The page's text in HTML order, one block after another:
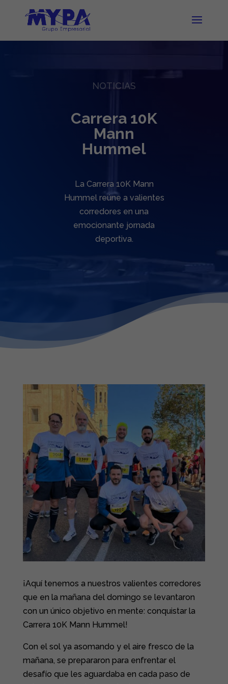
NOTICIAS
Carrera 10K
Mann
Hummel
La Carrera 10K Mann
Hummel reúne a valientes
corredores en una
emocionante jornada
deportiva.
¡Aquí tenemos a nuestros valientes corredores
que en la mañana del domingo se levantaron
con un único objetivo en mente: conquistar la
Carrera 10K Mann Hummel!
Con el sol ya asomando y el aire fresco de la
mañana, se prepararon para enfrentar el
desafío que les aguardaba en cada paso de